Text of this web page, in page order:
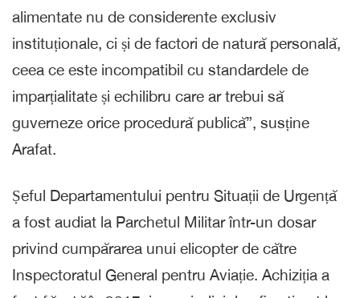
alimentate nu de considerente exclusiv
instituționale, ci și de factori de natură personală,
ceea ce este incompatibil cu standardele de
imparțialitate și echilibru care ar trebui să
guverneze orice procedură publică”, susține
Arafat.
Șeful Departamentului pentru Situații de Urgență
a fost audiat la Parchetul Militar într-un dosar
privind cumpărarea unui elicopter de către
Inspectoratul General pentru Aviație. Achiziția a